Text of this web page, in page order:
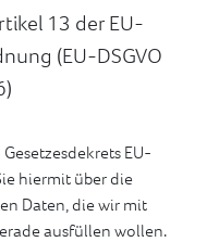
13 der EU-
(EU-DSGVO
EU-
hiermit über die
Daten, die wir mit
ausfüllen wollen.